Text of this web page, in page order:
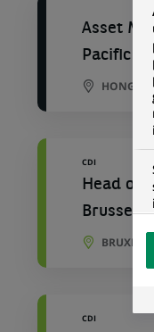
Asset
Pacific
HONG
CDI
Head of
Brussels
CDI